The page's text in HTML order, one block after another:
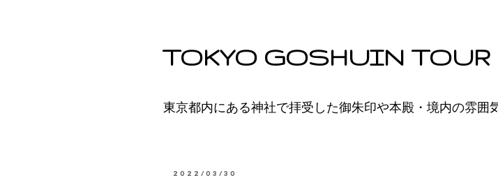
TOKYO GOSHUIN TOUR
東京都内にある神社で拝受した御朱印や本殿・境内の雰囲
2022/03/30